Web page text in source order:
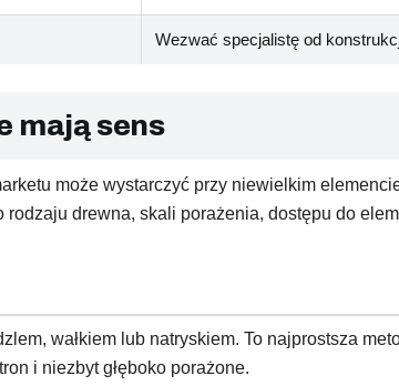
Wezwać specjalistę od
mają sens
może wystarczyć przy niewielkim
drewna, skali porażenia, dostępu do
wałkiem lub natryskiem. To najprostsza
i niezbyt głęboko porażone.